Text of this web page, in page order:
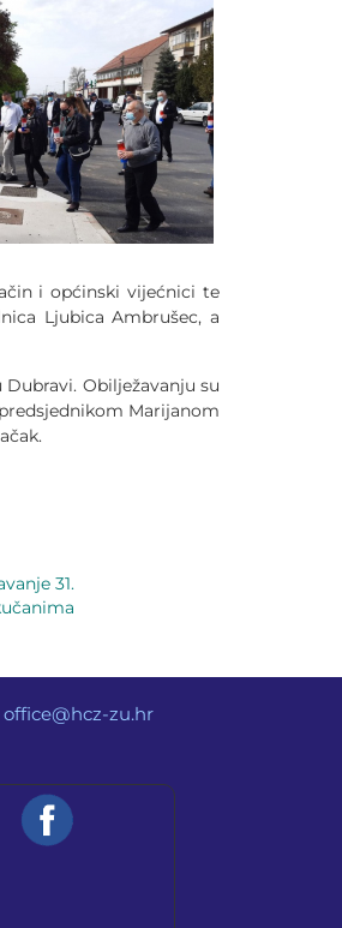
i općinski vijećnici te
Ljubica Ambrušec, a
Obilježavanju su
Marijanom
31.
office@hcz-zu.hr